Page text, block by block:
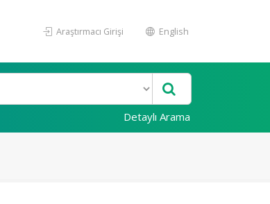
Araştırmacı Girişi English
Detaylı Arama